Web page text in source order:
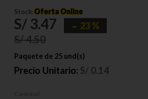
Stock: Oferta Online
S/ 3.47 23 %
S/4.50
Paquete de 25 und(s)
Precio Unitario: S/ 0.14